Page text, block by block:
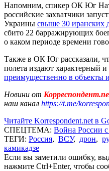
Напомним, спикер ОК Юг
российские захватчики
Украины свыше 30 иранских
сбито 22 барражирующих
о каком периоде времени
Также в ОК Юг рассказали,
полета издают характерный
преимущественно в объекты
Новини от
наш канал https://t.me/
Читайте Korrespondent.net в
СПЕЦТЕМА: Война России
ТЕГИ: Россия, ВСУ, дрон,
камикадзе
Если вы заметили ошибку,
нажмите Ctrl+Enter, чтобы